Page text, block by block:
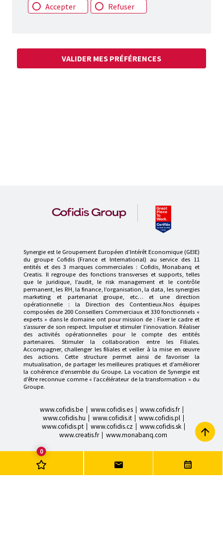
0
Candidature Spontanée
Nos
Accepter
Refuser
VALIDER MES PRÉFÉRENCES
Synergie est le Groupement Européen d’Intérêt Economique (GEIE)
du groupe Cofidis (France et International) au service des 11
entités et des 3 marques commerciales : Cofidis, Monabanq et
Creatis. Il regroupe des fonctions transverses et supports, telles
que le juridique, l’audit, le risk management et le contrôle
permanent, les RH, la finance, l’organisation, la data, les synergies
marketing et partenariat groupe, etc… et une direction
opérationnelle : la Direction des Contentieux.Nos équipes
composées de 200 Conseillers Commerciaux et 330 fonctionnels «
experts » dans le domaine ont pour mission de : Fixer le cadre et
s’assurer de son respect. Impulser et stimuler l’innovation. Réaliser
des activités opérationnelles pour le compte des entités
partenaires. Stimuler la collaboration entre les Filiales.
Accompagner, challenger les filiales et veiller à la mise en œuvre
des actions. Cette structure permet ainsi de favoriser la
mutualisation, de partager les meilleures pratiques et d’améliorer
la cohérence d’ensemble du Groupe. La vocation de Synergie est
d’être reconnue comme « l’accélérateur de la transformation » du
Groupe.
www.cofidis.be www.cofidis.es
www.cofidis.fr
www.cofidis.hu
www.cofidis.it
www.cofidis.pl
www.cofidis.pt
www.cofidis.cz
www.cofidis.sk
www.creatis.fr
www.monabanq.com
MENTIONS LÉGALES
INFORMATIONS RELATIVES AUX COOKIES